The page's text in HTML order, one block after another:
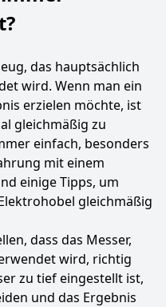
das hauptsächlich
wird. Wenn man ein
erzielen möchte, ist
gleichmäßig zu
einfach, besonders
mit einem
einige Tipps, um
gleichmäßig
dass das Messer,
wird, richtig
zu tief eingestellt ist,
und das Ergebnis